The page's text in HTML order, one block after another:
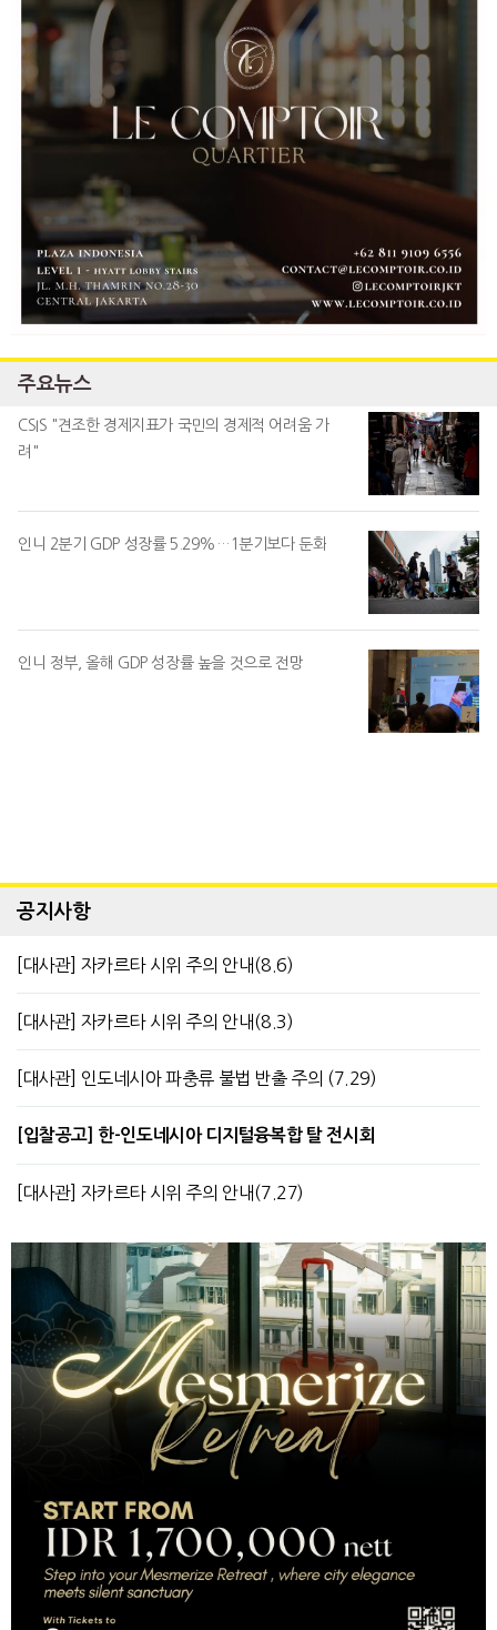
주요뉴스
CSIS "견조한 경제지표가 국민의 경제적 어려움 가
려"
인니 2분기 GDP 성장률 5.29%…1분기보다 둔화
인니 정부, 올해 GDP 성장률 높을 것으로 전망
공지사항
[대사관] 자카르타 시위 주의 안내(8.6)
[대사관] 자카르타 시위 주의 안내(8.3)
[대사관] 인도네시아 파충류 불법 반출 주의 (7.29)
[입찰공고] 한-인도네시아 디지털융복합 탈 전시회
[대사관] 자카르타 시위 주의 안내(7.27)